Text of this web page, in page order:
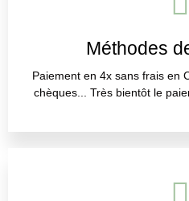
Méthodes
Paiement en 4x sans frais en
chèques... Très bientôt le